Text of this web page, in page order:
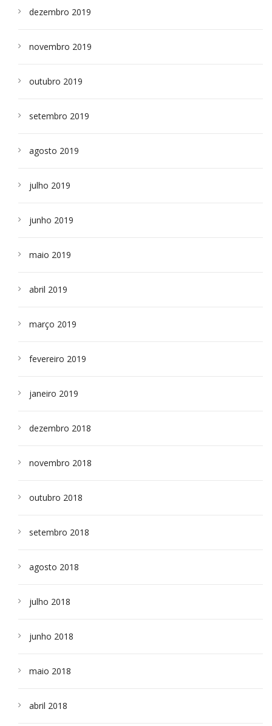
dezembro 2019
novembro 2019
outubro 2019
setembro 2019
agosto 2019
julho 2019
junho 2019
maio 2019
abril 2019
março 2019
fevereiro 2019
janeiro 2019
dezembro 2018
novembro 2018
outubro 2018
setembro 2018
agosto 2018
julho 2018
junho 2018
maio 2018
abril 2018